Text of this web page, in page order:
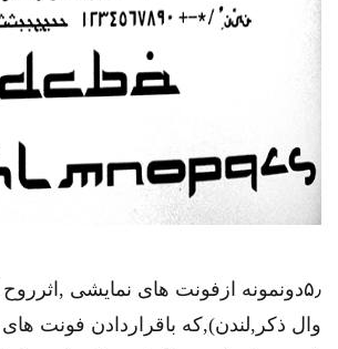
۵٫دونمونه ازفونت های نمایشی ,اثرروح
وال ذکر,لندن),که باقراردادن فونت